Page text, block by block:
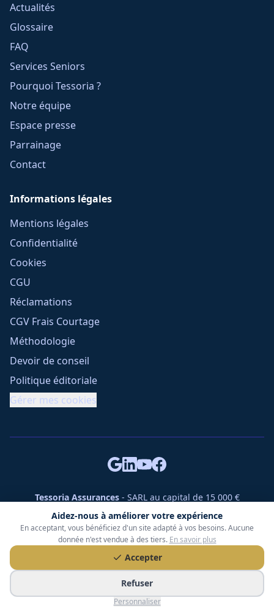
Aidez-nous à améliorer votre expérience
En acceptant, vous bénéficiez d'un site adapté à vos besoins. Aucune
donnée n'est vendue à des tiers. En savoir plus
Accepter
Refuser
Personnaliser
Actualités
Glossaire
FAQ
Services Seniors
Pourquoi Tessoria ?
Notre équipe
Espace presse
Parrainage
Contact
Informations légales
Mentions légales
Confidentialité
Cookies
CGU
Réclamations
CGV Frais Courtage
Méthodologie
Devoir de conseil
Politique éditoriale
Gérer mes cookies
Tessoria Assurances- SARL au capital de 15 000 €
ORIAS n° 25007309 - RCS 990 206 179 - Membre du réseau
360 Courtage
RC Pro : Klarity - Contrat n° CCOUK000785
49 chemin des Gardettes Sine, 06570 Saint-Paul-de-Vence
© Tessoria Assurances. Tous droits réservés.